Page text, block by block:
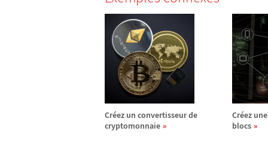
Créez un convertisseur de
cryptomonnaie
Créez
blocs